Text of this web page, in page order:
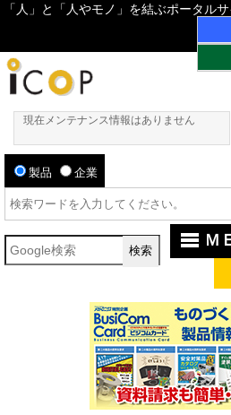
「人」と「人やモノ」を結ぶポータルサ
現在メンテナンス情報はありません
製品 企業
Ｍ